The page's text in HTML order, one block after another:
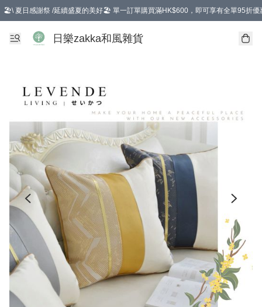
🏖️\ 夏日感謝祭 /延續盛夏的美好🏖️ 單一訂單購買滿HK$600，即可享有全單95折優
選擇GoGoX住宅/工商地址配送，單一訂單消費購物滿HK$680(折扣後），可享有
日樂zakka和風雜貨